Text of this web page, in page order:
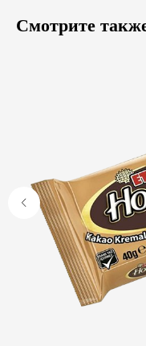
Смотрите